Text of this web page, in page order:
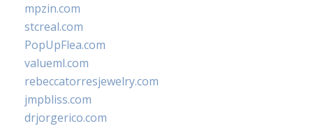
mpzin.com
stcreal.com
PopUpFlea.com
valueml.com
rebeccatorresjewelry.com
jmpbliss.com
drjorgerico.com